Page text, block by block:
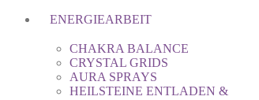
ENERGIEARBEIT
CHAKRA BALANCE
CRYSTAL GRIDS
AURA SPRAYS
HEILSTEINE ENTLADEN &